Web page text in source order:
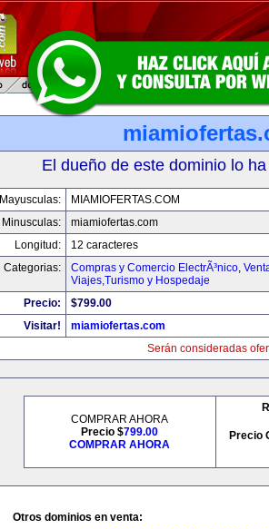
El dueño de este dominio lo
Mayusculas:
MIAMIOFERTAS.COM
Minusculas:
miamiofertas.com
Longitud:
12 caracteres
Categorias:
Compras y Comercio ElectrÃ³nico,
Viajes,Turismo y Hospedaje
Precio:
$799.00
Visitar!
miamiofertas.com
Serán consideradas
COMPRAR AHORA
Precio $799.00
COMPRAR AHORA
Precio
Otros dominios en venta: